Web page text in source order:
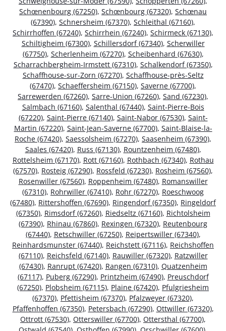
Schœnenbourg (67250), Schœnbourg (67320), Schœnau
(67390), Schnersheim (67370), Schleithal (67160),
Schirrhoffen (67240), Schirrhein (67240), Schirmeck (67130),
Schiltigheim (67300), Schillersdorf (67340), Scherwiller
(67750), Scherlenheim (67270), Scheibenhard (67630),
Scharrachbergheim-Irmstett (67310), Schalkendorf (67350),
Schaffhouse-sur-Zorn (67270), Schaffhouse-près-Seltz
(67470), Schaeffersheim (67150), Saverne (67700),
Sarrewerden (67260), Sarre-Union (67260), Sand (67230),
Salmbach (67160), Salenthal (67440), Saint-Pierre-Bois
(67220), Saint-Pierre (67140), Saint-Nabor (67530), Saint-
Martin (67220), Saint-Jean-Saverne (67700), Saint-Blaise-la-
Roche (67420), Saessolsheim (67270), Saasenheim (67390),
Saales (67420), Russ (67130), Rountzenheim (67480),
Rottelsheim (67170), Rott (67160), Rothbach (67340), Rothau
(67570), Rosteig (67290), Rossfeld (67230), Rosheim (67560),
Rosenwiller (67560), Roppenheim (67480), Romanswiller
(67310), Rohrwiller (67410), Rohr (67270), Roeschwoog
(67480), Rittershoffen (67690), Ringendorf (67350), Ringeldorf
(67350), Rimsdorf (67260), Riedseltz (67160), Richtolsheim
(67390), Rhinau (67860), Rexingen (67320), Reutenbourg
(67440), Retschwiller (67250), Reipertswiller (67340),
Reinhardsmunster (67440), Reichstett (67116), Reichshoffen
(67110), Reichsfeld (67140), Rauwiller (67320), Ratzwiller
(67430), Ranrupt (67420), Rangen (67310), Quatzenheim
(67117), Puberg (67290), Printzheim (67490), Preuschdorf
(67250), Plobsheim (67115), Plaine (67420), Pfulgriesheim
(67370), Pfettisheim (67370), Pfalzweyer (67320),
Pfaffenhoffen (67350), Petersbach (67290), Ottwiller (67320),
Ottrott (67530), Otterswiller (67700), Ottersthal (67700),